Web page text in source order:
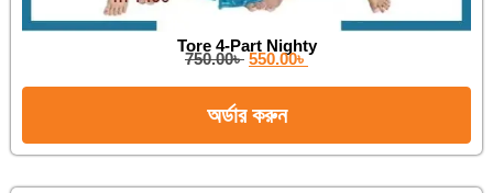
Tore 4-Part Nighty
750.00৳ 550.00৳
অর্ডার করুন